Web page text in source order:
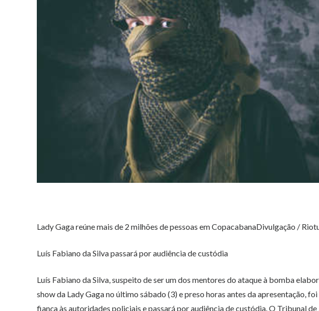
Lady Gaga reúne mais de 2 milhões de pessoas em CopacabanaDivulgação /
Luís Fabiano da Silva passará por audiência de custódia
Luís Fabiano da Silva, suspeito de ser um dos mentores do ataque à bomba
show da Lady Gaga no último sábado (3) e preso horas antes da apresentação,
fiança às autoridades policiais e passará por audiência de custódia. O Tribunal de